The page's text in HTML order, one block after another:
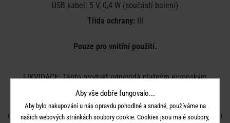
USB kabel: 5 V, 0,4 W (součástí balení)
Třída ochrany:III
Pouze pro vnitřní použití.
LIKVIDACE: Tento produkt odpovídá platným evropským
normám. V souladu s EU nařízením WEE (waste electrical and
electronic equipment – likvidace elektrického a elektronického
odpadu) nelze výrobek zlikvidovat v běžném domácím smíšeném
Aby vše dobře fungovalo...
Aby bylo nakupování u nás opravdu pohodlné a snadné, používáme na
našich webových stránkách soubory cookie. Cookies jsou malé soubory,